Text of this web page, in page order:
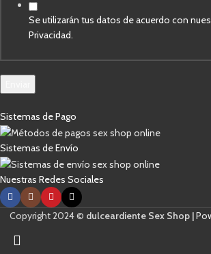
Se utilizarán tus datos de acuerdo con
Privacidad.
Sistemas de Pago
Sistemas de Envío
Nuestras Redes Sociales
Copyright 2024 © dulceardiente Sex Shop |